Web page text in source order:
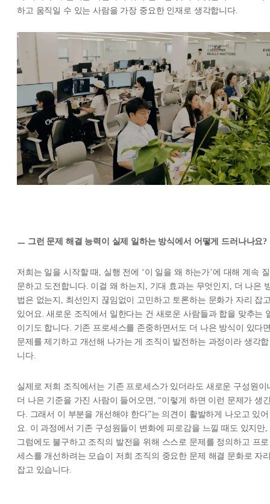
하고 움직일 수 있는 사람을 가장 중요한 인재로 생각합니다.
ㅡ 그런 문제 해결 능력이 실제 일하는 방식에서 어떻게 드러나나요?
저희는 일을 시작할 때, 실행 전에 ‘이 일을 왜 하는가’에 대해 계속 질
문하고 도전합니다. 이걸 왜 하는지, 기대 효과는 무엇인지, 더 나은
법은 없는지, 최선인지 끊임없이 고민하고 토론하는 문화가 자리 잡
있어요. 새로운 조직에서 일한다는 건 새로운 사람들과 합을 맞추는
이기도 합니다. 기존 프로세스를 존중하면서도 더 나은 방식이 있다
문제를 제기하고 개선해 나가는 게 조직이 발전하는 과정이라 생각합
니다.
실제로 저희 조직에서는 기존 프로세스가 있더라도 새로운 구성원이
더 나은 기준을 가진 사람이 들어오면, “이렇게 하면 이런 문제가 생
다. 그래서 이 부분을 개선해야 한다”는 의견이 활발하게 나오고 있어
요. 이 과정에서 기존 구성원들이 변화에 피로감을 느낄 때도 있지만,
그럼에도 불구하고 조직의 발전을 위해 스스로 문제를 정의하고 프로
세스를 개선하려는 모습이 저희 조직의 중요한 문제 해결 문화로 자
잡고 있습니다.